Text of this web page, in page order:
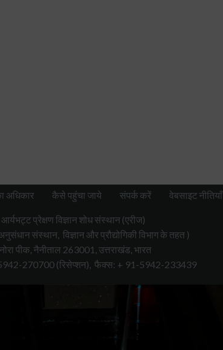
अधिकार कैसे पहुंचा जाये संपर्क करें वेबसाइट नीतियाँ
आर्यभट्ट प्रेक्षण विज्ञान शोध संस्थान (एरीज)
संस्थान, विज्ञान और प्रौद्योगिकी विभाग के तहत )
पीक, नैनीताल 263001, उत्तराखंड, भारत
270700 (रिसेप्शन), फैक्स: + 91-5942-233439